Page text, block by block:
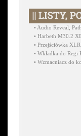
• Audio Reveal,
• Harbeth M30.2
• Przejściówka
• Wkładka do Regi
• Wzmacniacz do